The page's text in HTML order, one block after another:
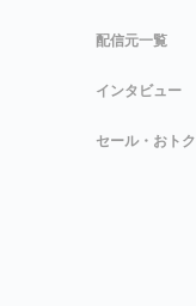
配信元一覧
インタビュー
セール・おトク